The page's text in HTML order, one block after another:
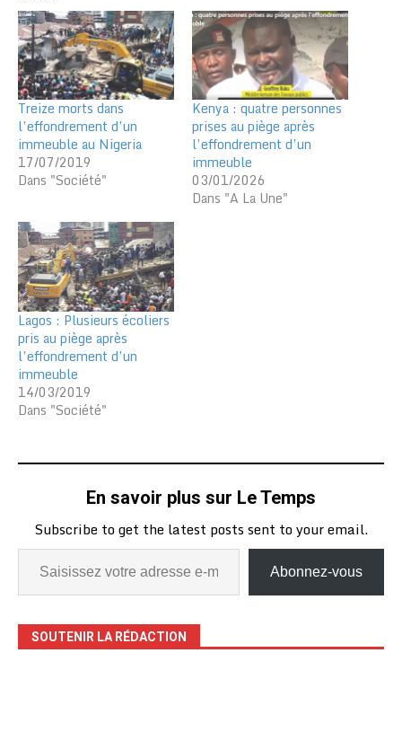
Treize morts dans
l’effondrement d’un
immeuble au Nigeria
17/07/2019
Dans "Société"
Kenya : quatre personnes
prises au piège après
l’effondrement d’un
immeuble
03/01/2026
Dans "A La Une"
Lagos : Plusieurs écoliers
pris au piège après
l’effondrement d’un
immeuble
14/03/2019
Dans "Société"
En savoir plus sur Le Temps
Subscribe to get the latest posts sent to your email.
Abonnez-vous
SOUTENIR LA RÉDACTION